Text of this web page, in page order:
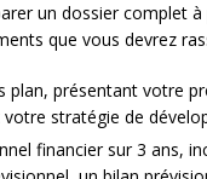
un dossier complet à
que vous devrez
plan, présentant votre
stratégie de
financier sur 3 ans,